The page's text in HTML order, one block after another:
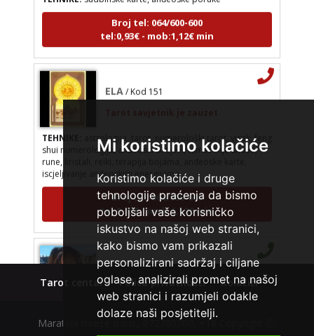
Mi koristimo kolačiće
Koristimo kolačiće i druge
tehnologije praćenja da bismo
poboljšali vaše korisničko
iskustvo na našoj web stranici,
kako bismo vam prikazali
personalizirani sadržaj i ciljane
oglase, analizirali promet na našoj
web stranici i razumjeli odakle
dolaze naši posjetitelji.
Broj tel: 064/600-600
tel:0,93€ - mob:1,12€ min
ELA / Kod 151
TEHNIKE:
shui numerologija, anđeoski brojevi, tumačenje snova,
rune, kristali, reiki, terapija bojama, anđeoske karte,
iscjeljivanje anđeoskim energijama
Broj tel: 064/600-600
tel:0,93€ - mob:1,12€ min
VESNA / Kod 05
Tarot savjetnik je slobodan
numerologija, anđeoski i ljubavni tarot, visak, yi
ching, knjiga promjena mudrosti, rune, izrada runskih
amajlija
Tarot centar Polica privatnosti Kolačići
Maratela mreže d.o.o., 072700700, +18 Copyright Ⓒ